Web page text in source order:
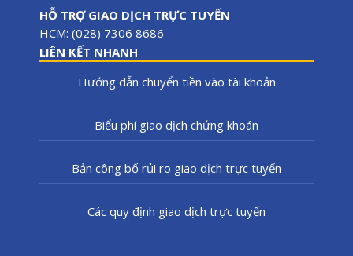
HỖ TRỢ GIAO DỊCH TRỰC TUYẾN
HCM: (028) 7306 8686
LIÊN KẾT NHANH
Hướng dẫn chuyển tiền vào tài khoản
Biểu phí giao dịch chứng khoán
Bản công bố rủi ro giao dịch trực tuyến
Các quy định giao dịch trực tuyến